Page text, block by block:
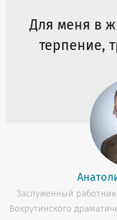
Для меня в
терпение,
Заслуженный
Вокрутинского